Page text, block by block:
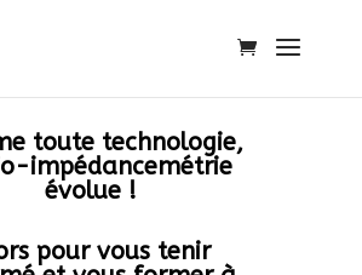
toute technologie,
impédancemétrie
évolue !
pour vous tenir